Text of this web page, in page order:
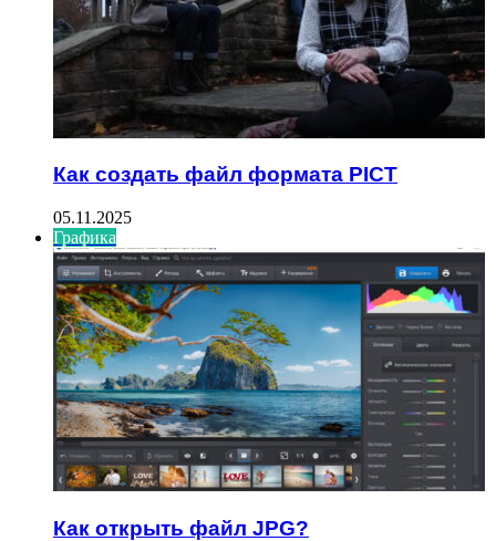
Как создать файл формата PICT
05.11.2025
Графика
Как открыть файл JPG?